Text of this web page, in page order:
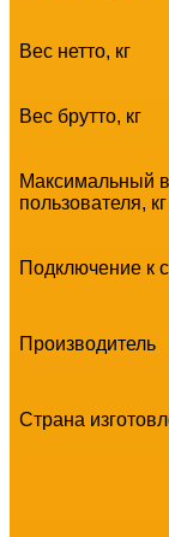
Вес нетто, кг
Вес брутто, кг
Максимальный
пользователя, кг
Подключение к
Производитель
Страна